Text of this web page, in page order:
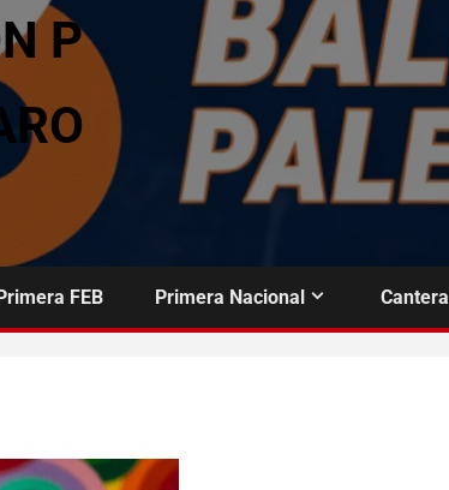
P
FEB Primera Nacional Cantera